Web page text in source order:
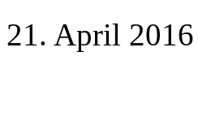
21. April 2016